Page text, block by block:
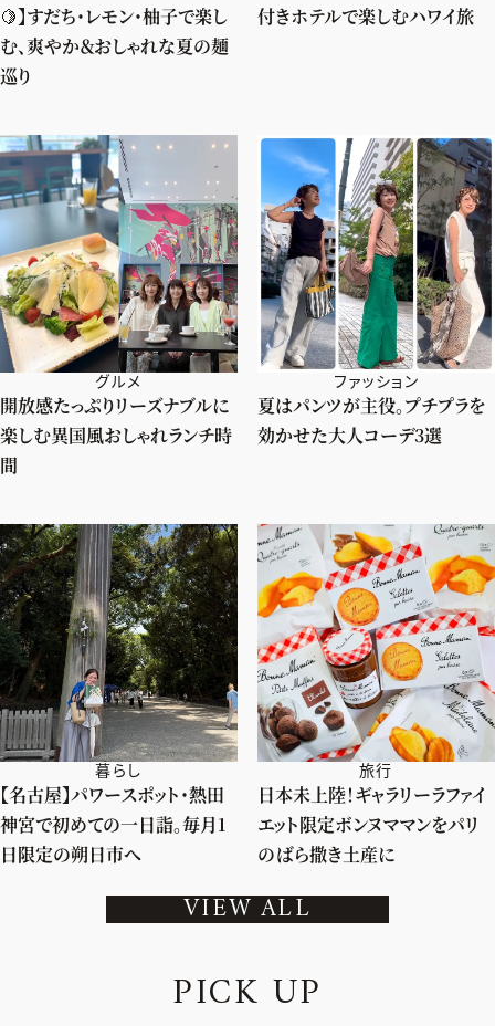
🍋】すだち・レモン・柚子で楽し
む、爽やか＆おしゃれな夏の麺
巡り
付きホテルで楽しむハワイ旅
グルメ
開放感たっぷりリーズナブルに
楽しむ異国風おしゃれランチ時
間
ファッション
夏はパンツが主役。プチプラを
効かせた大人コーデ3選
暮らし
【名古屋】パワースポット・熱田
神宮で初めての一日詣。毎月1
日限定の朔日市へ
旅行
日本未上陸！ギャラリーラファイ
エット限定ボンヌママンをパリ
のばら撒き土産に
VIEW ALL
PICK UP